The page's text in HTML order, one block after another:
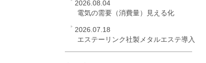
2026.08.04
電気の需要（消費量）見える化
2026.07.18
エステーリンク社製メタルエステ導入